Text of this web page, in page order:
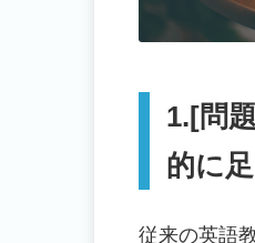
1.[問
的に
従来の英語